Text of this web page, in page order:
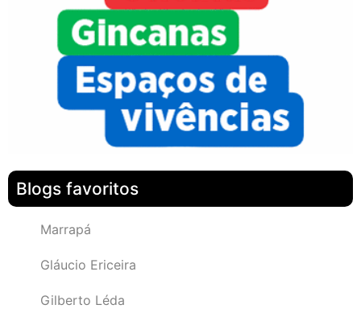
Blogs favoritos
Marrapá
Gláucio Ericeira
Gilberto Léda